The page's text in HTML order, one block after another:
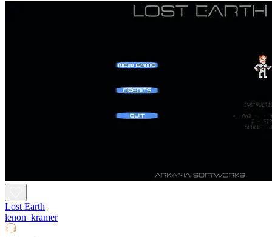
Lost Earth
lenon_kramer